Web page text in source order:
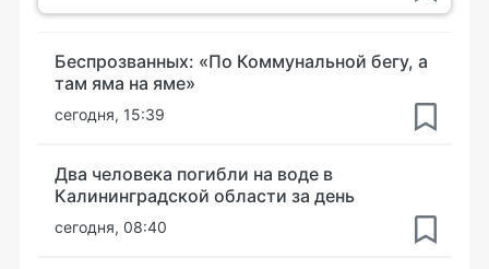
Беспрозванных: «По Коммунальной бегу, а
там яма на яме»
сегодня, 15:39
Два человека погибли на воде в
Калининградской области за день
сегодня, 08:40